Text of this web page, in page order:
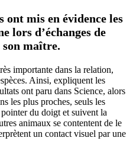
ont mis en évidence les
lors d’échanges de
maître.
importante dans la relation,
Ainsi, expliquent les
ont paru dans Science, alors
les plus proches, seuls les
du doigt et suivent la
animaux se contentent de le
un contact visuel par une